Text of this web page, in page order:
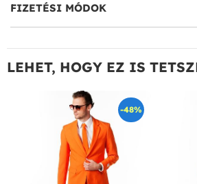
FIZETÉSI MÓDOK
LEHET, HOGY EZ IS
-48%